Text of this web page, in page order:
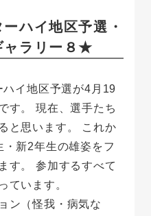
ハイ地区予選・
ャラリー８★
イ地区予選が4月19
す。 現在、選手たち
と思います。 これか
新2年生の雄姿をフ
す。 参加するすべて
ています。
ン（怪我・病気な